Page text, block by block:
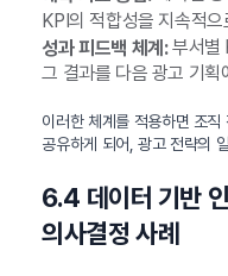
KPI의 적합성을 지속적
성과 피드백 체계:부서별
그 결과를 다음 광고 기획
이러한 체계를 적용하면 조직
공유하게 되어, 광고 전략의
6.4 데이터 기반
의사결정 사례